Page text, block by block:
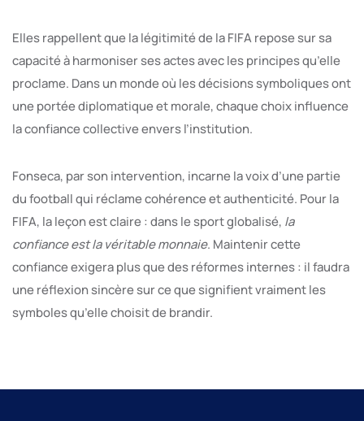
Elles rappellent que la légitimité de la FIFA repose sur sa
capacité à harmoniser ses actes avec les principes qu’elle
proclame. Dans un monde où les décisions symboliques ont
une portée diplomatique et morale, chaque choix influence
la confiance collective envers l’institution.
Fonseca, par son intervention, incarne la voix d’une partie
du football qui réclame cohérence et authenticité. Pour la
FIFA, la leçon est claire : dans le sport globalisé, la
confiance est la véritable monnaie. Maintenir cette
confiance exigera plus que des réformes internes : il faudra
une réflexion sincère sur ce que signifient vraiment les
symboles qu’elle choisit de brandir.